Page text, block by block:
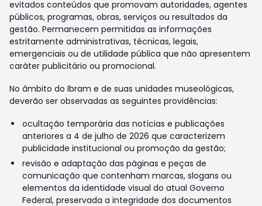
evitados conteúdos que promovam autoridades, agentes
públicos, programas, obras, serviços ou resultados da
gestão. Permanecem permitidas as informações
estritamente administrativas, técnicas, legais,
emergenciais ou de utilidade pública que não apresentem
caráter publicitário ou promocional.
No âmbito do Ibram e de suas unidades museológicas,
deverão ser observadas as seguintes providências:
ocultação temporária das notícias e publicações
anteriores a 4 de julho de 2026 que caracterizem
publicidade institucional ou promoção da gestão;
revisão e adaptação das páginas e peças de
comunicação que contenham marcas, slogans ou
elementos da identidade visual do atual Governo
Federal, preservada a integridade dos documentos